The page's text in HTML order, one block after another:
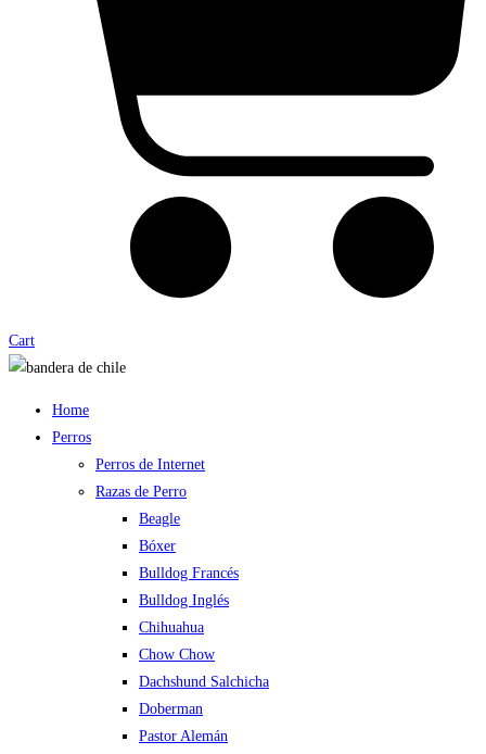
Cart
Home
Perros
Perros de Internet
Razas de Perro
Beagle
Bóxer
Bulldog Francés
Bulldog Inglés
Chihuahua
Chow Chow
Dachshund Salchicha
Doberman
Pastor Alemán